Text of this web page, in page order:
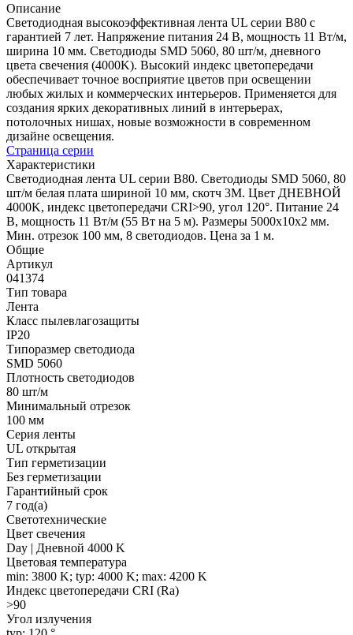
Описание
Светодиодная высокоэффективная лента UL серии B80 с
гарантией 7 лет. Напряжение питания 24 В, мощность 11 Вт/м,
ширина 10 мм. Светодиоды SMD 5060, 80 шт/м, дневного
цвета свечения (4000K). Высокий индекс цветопередачи
обеспечивает точное восприятие цветов при освещении
любых жилых и коммерческих интерьеров. Применяется для
создания ярких декоративных линий в интерьерах,
потолочных нишах, новые возможности в современном
дизайне освещения.
Страница серии
Характеристики
Светодиодная лента UL серии B80. Светодиоды SMD 5060, 80
шт/м белая плата шириной 10 мм, скотч 3M. Цвет ДНЕВНОЙ
4000K, индекс цветопередачи CRI>90, угол 120°. Питание 24
В, мощность 11 Вт/м (55 Вт на 5 м). Размеры 5000x10x2 мм.
Мин. отрезок 100 мм, 8 светодиодов. Цена за 1 м.
Общие
Артикул
041374
Тип товара
Лента
Класс пылевлагозащиты
IP20
Типоразмер светодиода
SMD 5060
Плотность светодиодов
80 шт/м
Минимальный отрезок
100 мм
Серия ленты
UL открытая
Тип герметизации
Без герметизации
Гарантийный срок
7 год(а)
Светотехнические
Цвет свечения
Day | Дневной 4000 K
Цветовая температура
min: 3800 K; typ: 4000 K; max: 4200 K
Индекс цветопередачи CRI (Ra)
>90
Угол излучения